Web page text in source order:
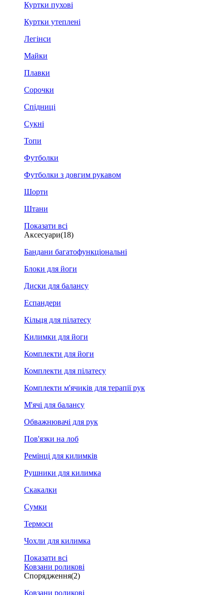
Куртки пухові
Куртки утеплені
Легінси
Майки
Плавки
Сорочки
Спідниці
Сукні
Топи
Футболки
Футболки з довгим рукавом
Шорти
Штани
Показати всі
Аксесуари(18)
Бандани багатофункціональні
Блоки для йоги
Диски для балансу
Еспандери
Кільця для пілатесу
Килимки для йоги
Комплекти для йоги
Комплекти для пілатесу
Комплекти м'ячиків для терапії рук
М'ячі для балансу
Обважнювачі для рук
Пов'язки на лоб
Ремінці для килимків
Рушники для килимка
Скакалки
Сумки
Термоси
Чохли для килимка
Показати всі
Ковзани роликові
Спорядження(2)
Ковзани роликові